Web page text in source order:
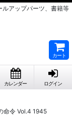
アップパーツ、書籍等
カート
カレンダー ログイン
命令 Vol.4 1945